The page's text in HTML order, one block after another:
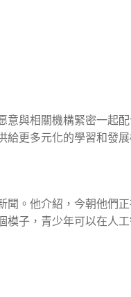
與相關機構緊密一起
給更多元化的學習和發展
聞。他介紹，今朝他們
子，青少年可以在人